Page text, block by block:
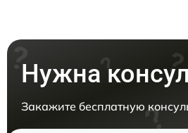
Нужна
Закажите бесплатную